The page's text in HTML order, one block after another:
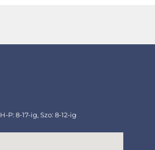
H-P: 8-17-ig, Szo: 8-12-ig